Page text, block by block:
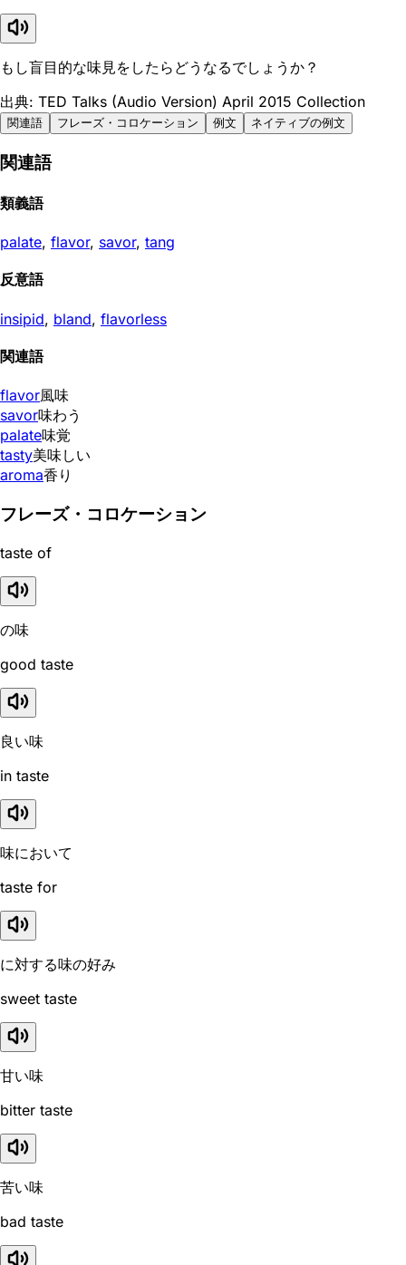
もし盲目的な味見をしたらどうなるでしょうか？
出典: TED Talks (Audio Version) April 2015 Collection
関連語 フレーズ・コロケーション 例文 ネイティブの例文
関連語
類義語
palate, flavor, savor, tang
反意語
insipid, bland, flavorless
関連語
flavor風味
savor味わう
palate味覚
tasty美味しい
aroma香り
フレーズ・コロケーション
taste of
の味
good taste
良い味
in taste
味において
taste for
に対する味の好み
sweet taste
甘い味
bitter taste
苦い味
bad taste